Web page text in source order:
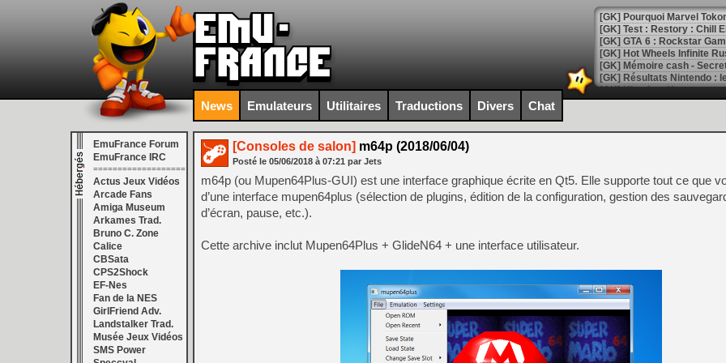
[GK] Pourquoi Marvel
[GK] Test : Restory : Chill
[GK] GTA 6 : Rockstar
[GK] Hot Wheels Infinite
[GK] Mémoire cash -
[GK] Résultats Nintendo :
[GK] Déjà des
[Mo5] Brickboy cherche à
[GK] Minecraft et ses «
[GK] Beast of
[GK] Ubisoft : fin de partie
[GK] Mémoire cash -
[GK] Dan Houser (GTA)
[GK] Comment EA Sports
[GK] Crimson Moon : un
[GK] Isle of Reveries : le
[GK] Moonlighter 2 : The
[GK] Capcom relance
[Mo5] Deux inédits du
[GK] Le beat'em up The
[GK] Endless Legend 2 :
News Emulateurs Utilitaires Traductions Divers Chat
EmuFrance Forum
EmuFrance IRC
===================
Actus Jeux Vidéos
Arcade Fans
Amiga Museum
Arkames Trad.
Bruno C. Zone
Calice
CBSata
CPS2Shock
EF-Nes
Fan de la NES
GirlFriend Adv.
Landstalker Trad.
Musée Jeux Vidéos
SMS Power
[Consoles de salon] m64p (2018/06/04)
Posté le 05/06/2018 à 07:21 par Jets
m64p (ou Mupen64Plus-GUI) est une interface graphique écrite en Qt5. Elle supporte tout ce que
d’une interface mupen64plus (sélection de plugins, édition de la configuration, gestion des
d’écran, pause, etc.).
Cette archive inclut Mupen64Plus + GlideN64 + une interface utilisateur.